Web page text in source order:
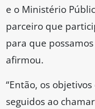
e o Ministério
parceiro que
para que
afirmou.
“Então, os
seguidos ao